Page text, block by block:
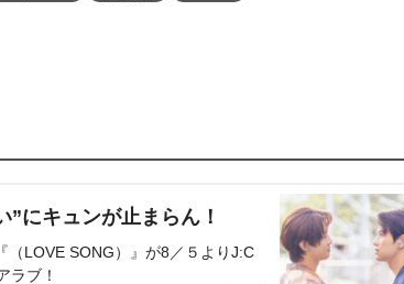
にキュンが止まらん！
（LOVE SONG）』が8／５よりJ:C
ラブ！